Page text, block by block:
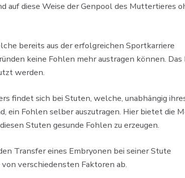
auf diese Weise der Genpool des Muttertieres
bereits aus der erfolgreichen Sportkarriere
keine Fohlen mehr austragen können. Das
werden.
findet sich bei Stuten, welche, unabhängig
ein Fohlen selber auszutragen. Hier bietet die
Stuten gesunde Fohlen zu erzeugen.
Transfer eines Embryonen bei seiner Stute
verschiedensten Faktoren ab.